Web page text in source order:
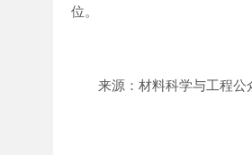
位。
来源：材料科学与工程公